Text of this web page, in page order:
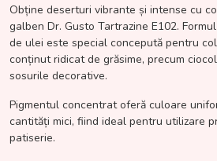
Obține deserturi vibrante și intense cu
galben Dr. Gusto Tartrazine E102.
de ulei este special concepută pentru
conținut ridicat de grăsime, precum
sosurile decorative.
Pigmentul concentrat oferă culoare
cantități mici, fiind ideal pentru utilizare
patiserie.